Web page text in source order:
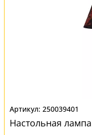
250039401
Настольная